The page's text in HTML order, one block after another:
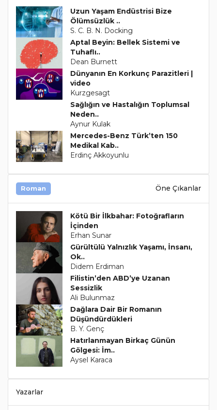
Uzun Yaşam Endüstrisi Bize
Ölümsüzlük ..
S. C. B. N. Docking
Aptal Beyin: Bellek Sistemi ve
Tuhaflı..
Dean Burnett
Dünyanın En Korkunç Parazitleri |
video
Kurzgesagt
Sağlığın ve Hastalığın Toplumsal
Neden..
Aynur Kulak
Mercedes-Benz Türk’ten 150
Medikal Kab..
Erdinç Akkoyunlu
Roman Öne Çıkanlar
Kötü Bir İlkbahar: Fotoğrafların
İçinden
Erhan Sunar
Gürültülü Yalnızlık Yaşamı, İnsanı,
Ok..
Didem Erdiman
Filistin’den ABD’ye Uzanan
Sessizlik
Ali Bulunmaz
Dağlara Dair Bir Romanın
Düşündürdükleri
B. Y. Genç
Hatırlanmayan Birkaç Günün
Gölgesi: İm..
Aysel Karaca
Yazarlar